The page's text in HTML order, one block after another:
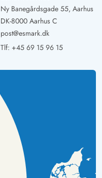
Ny Banegårdsgade 55, Aarhus
DK-8000 Aarhus C
post@esmark.dk
Tlf: +45 69 15 96 15